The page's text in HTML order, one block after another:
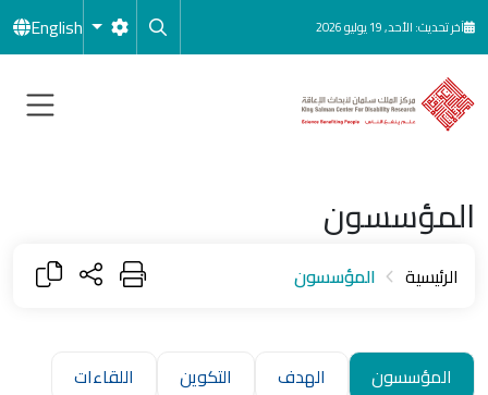
تجاوز إلى المحتوى الرئيسي
آخر تحديث: الأحد, 19 يوليو 2026 English
المؤسسون
الرئيسية المؤسسون
المؤسسون الهدف التكوين اللقاءات